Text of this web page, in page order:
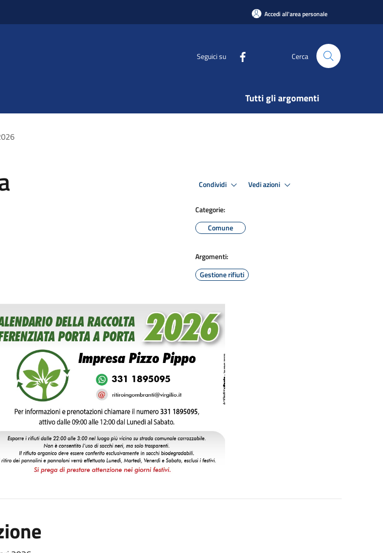
Accedi all'area personale
Seguici su Cerca
Tutti gli argomenti
Condividi Vedi azioni
Categorie:
Comune
Argomenti:
Gestione rifiuti